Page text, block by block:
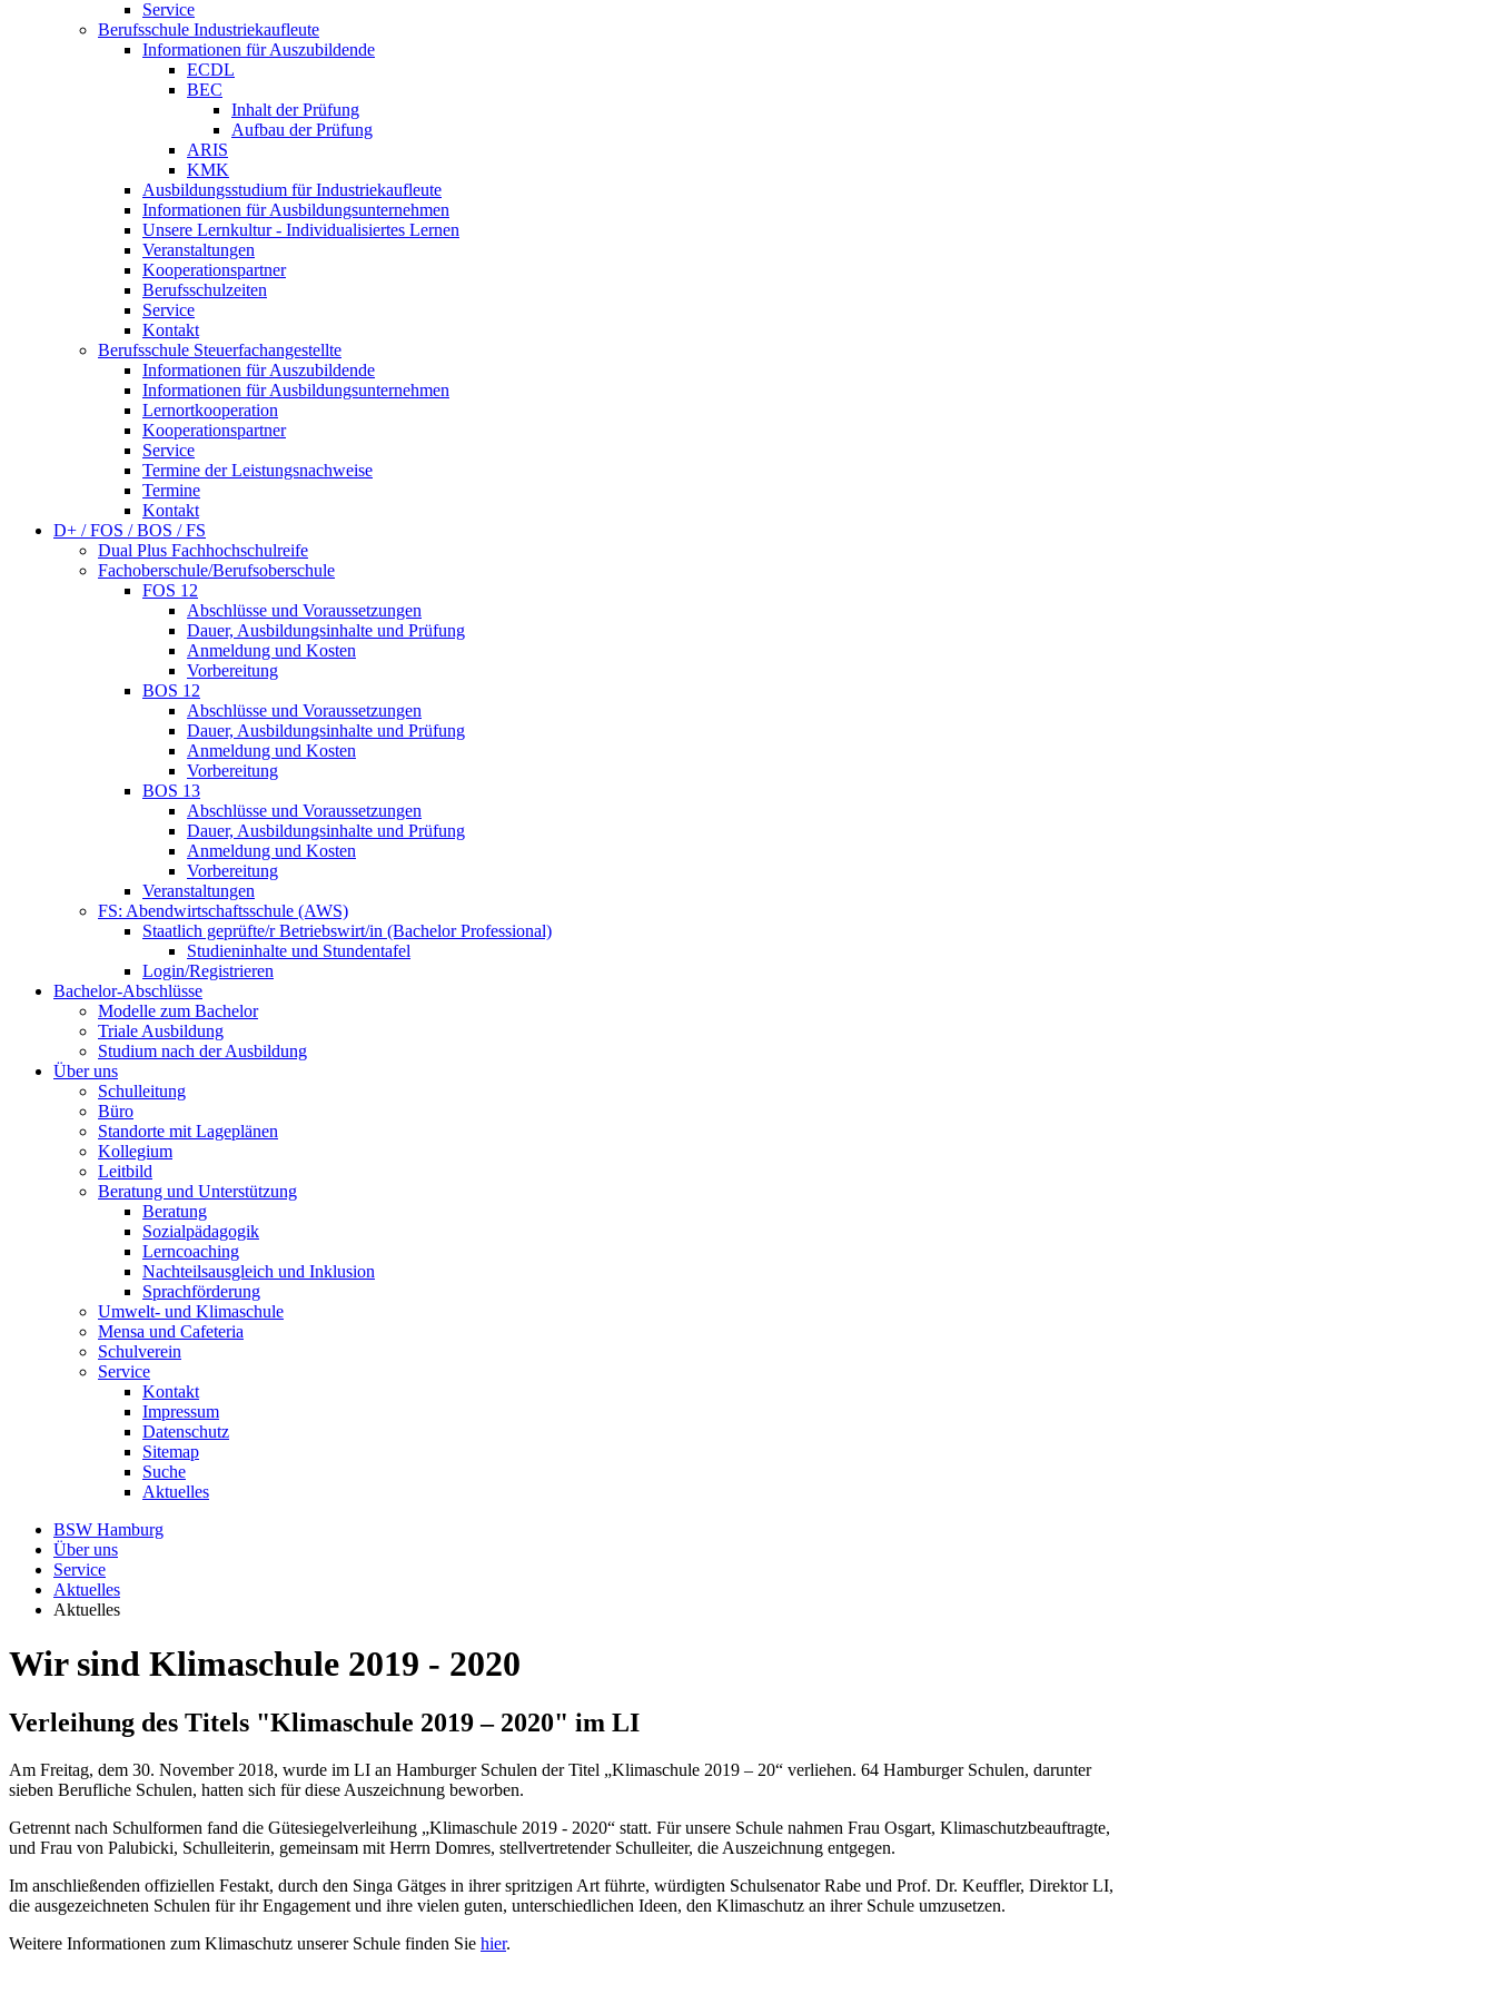
Service
Berufsschule Industriekaufleute
Informationen für Auszubildende
ECDL
BEC
Inhalt der Prüfung
Aufbau der Prüfung
ARIS
KMK
Ausbildungsstudium für Industriekaufleute
Informationen für Ausbildungsunternehmen
Unsere Lernkultur - Individualisiertes Lernen
Veranstaltungen
Kooperationspartner
Berufsschulzeiten
Service
Kontakt
Berufsschule Steuerfachangestellte
Informationen für Auszubildende
Informationen für Ausbildungsunternehmen
Lernortkooperation
Kooperationspartner
Service
Termine der Leistungsnachweise
Termine
Kontakt
D+ / FOS / BOS / FS
Dual Plus Fachhochschulreife
Fachoberschule/Berufsoberschule
FOS 12
Abschlüsse und Voraussetzungen
Dauer, Ausbildungsinhalte und Prüfung
Anmeldung und Kosten
Vorbereitung
BOS 12
Abschlüsse und Voraussetzungen
Dauer, Ausbildungsinhalte und Prüfung
Anmeldung und Kosten
Vorbereitung
BOS 13
Abschlüsse und Voraussetzungen
Dauer, Ausbildungsinhalte und Prüfung
Anmeldung und Kosten
Vorbereitung
Veranstaltungen
FS: Abendwirtschaftsschule (AWS)
Staatlich geprüfte/r Betriebswirt/in (Bachelor Professional)
Studieninhalte und Stundentafel
Login/Registrieren
Bachelor-Abschlüsse
Modelle zum Bachelor
Triale Ausbildung
Studium nach der Ausbildung
Über uns
Schulleitung
Büro
Standorte mit Lageplänen
Kollegium
Leitbild
Beratung und Unterstützung
Beratung
Sozialpädagogik
Lerncoaching
Nachteilsausgleich und Inklusion
Sprachförderung
Umwelt- und Klimaschule
Mensa und Cafeteria
Schulverein
Service
Kontakt
Impressum
Datenschutz
Sitemap
Suche
Aktuelles
BSW Hamburg
Über uns
Service
Aktuelles
Aktuelles
Wir sind Klimaschule 2019 - 2020
Verleihung des Titels "Klimaschule 2019 – 2020" im LI
Am Freitag, dem 30. November 2018, wurde im LI an Hamburger Schulen der Titel „Klimaschule 2019 – 20“ verliehen. 64 Hamburger Schulen, darunter
sieben Berufliche Schulen, hatten sich für diese Auszeichnung beworben.
Getrennt nach Schulformen fand die Gütesiegelverleihung „Klimaschule 2019 - 2020“ statt. Für unsere Schule nahmen Frau Osgart, Klimaschutzbeauftragte,
und Frau von Palubicki, Schulleiterin, gemeinsam mit Herrn Domres, stellvertretender Schulleiter, die Auszeichnung entgegen.
Im anschließenden offiziellen Festakt, durch den Singa Gätges in ihrer spritzigen Art führte, würdigten Schulsenator Rabe und Prof. Dr. Keuffler, Direktor LI,
die ausgezeichneten Schulen für ihr Engagement und ihre vielen guten, unterschiedlichen Ideen, den Klimaschutz an ihrer Schule umzusetzen.
Weitere Informationen zum Klimaschutz unserer Schule finden Sie hier.